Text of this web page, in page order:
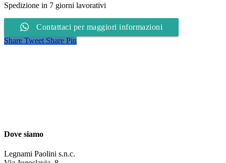
Spedizione in 7 giorni lavorativi
Contattaci per maggiori informazioni
Share Tweet Share Pin
Dove siamo
Legnami Paolini s.n.c.